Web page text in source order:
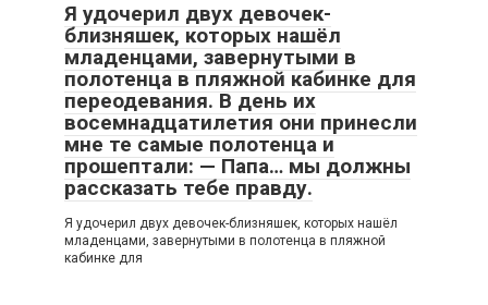
Я удочерил двух девочек-
близняшек, которых нашёл
младенцами, завернутыми в
полотенца в пляжной кабинке для
переодевания. В день их
восемнадцатилетия они принесли
мне те самые полотенца и
прошептали: — Папа… мы должны
рассказать тебе правду.
Я удочерил двух девочек-близняшек, которых нашёл
младенцами, завернутыми в полотенца в пляжной
кабинке для